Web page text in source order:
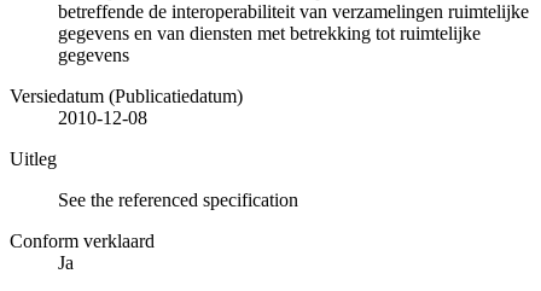
betreffende de interoperabiliteit van verzamelingen ruimtelijke
gegevens en van diensten met betrekking tot ruimtelijke
gegevens
Versiedatum (Publicatiedatum)
2010-12-08
Uitleg
See the referenced specification
Conform verklaard
Ja